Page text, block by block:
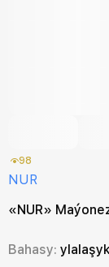
NUR
98
«NUR»
Bahasy: